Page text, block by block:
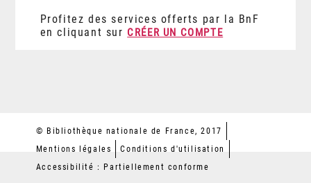
Profitez des services offerts par la BnF
en cliquant sur CRÉER UN COMPTE
© Bibliothèque nationale de France, 2017
Mentions légales
Conditions d'utilisation
Accessibilité : Partiellement conforme